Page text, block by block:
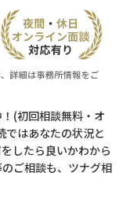
で探す
額請求
き
(初回相談無料・オ
ではあなたの状況と
したら良いかわから
ご相談も、ツナグ相